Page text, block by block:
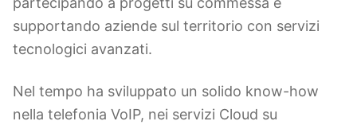
supportando aziende sul territorio con servizi
tecnologici avanzati.
Nel tempo ha sviluppato un solido know-how
nella telefonia VoIP, nei servizi Cloud su